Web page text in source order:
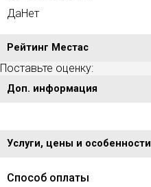
ДаНет
Рейтинг Местас
Поставьте оценку:
Доп. информация
Услуги, цены и особенности
Способ оплаты